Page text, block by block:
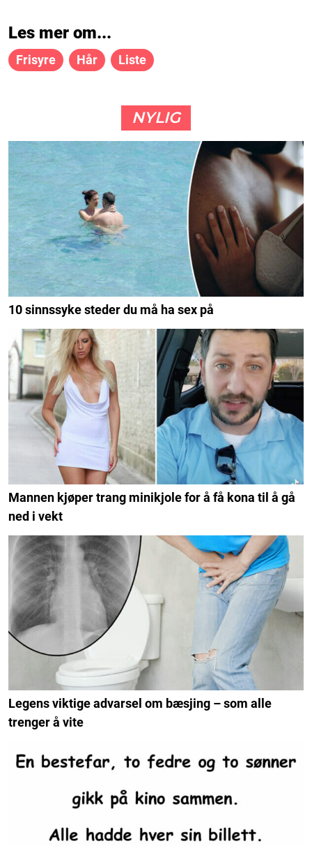
Les mer om...
Frisyre Hår Liste
NYLIG
10 sinnssyke steder du må ha sex på
Mannen kjøper trang minikjole for å få kona til å gå
ned i vekt
Legens viktige advarsel om bæsjing – som alle
trenger å vite